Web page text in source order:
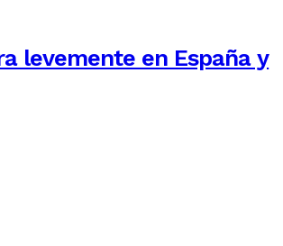
levemente en España y